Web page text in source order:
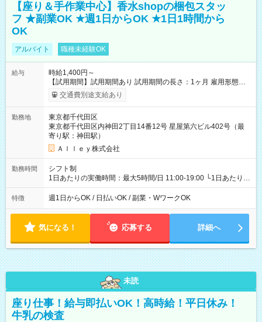
【座り＆手作業中心】香水shopの梱包スタッ
フ ★副業OK ★週1日からOK ★1日1時間から
OK
アルバイト 職種未経験OK
給与
時給1,400円～
【試用期間】試用期間あり 試用期間の長さ：1ヶ月 雇用形態、
給与は本採用時と同じです。
交通費別途支給あり
勤務地
東京都千代田区
東京都千代田区内神田2丁目14番12号 星屋第六ビル402号（最
寄り駅：神田駅）
Ａｌｌｅｙ株式会社
勤務時間
シフト制
1日あたりの実働時間：最大5時間/日 11:00-19:00 └1日あたりの
実働時間：1-5時間 └上記の時間帯内であれば、いつでも勤務可
能！ └平日・土曜日の中で、お好きな曜日でご勤務いただけま
18:00 などのように、自由な働き方が可能なお仕事です！
特徴 週1日からOK / 日払いOK / 副業・WワークOK
気になる！ 応募する 詳細へ
未読
座り仕事！給与即払いOK！高時給！平日休み！
牛乳の検査